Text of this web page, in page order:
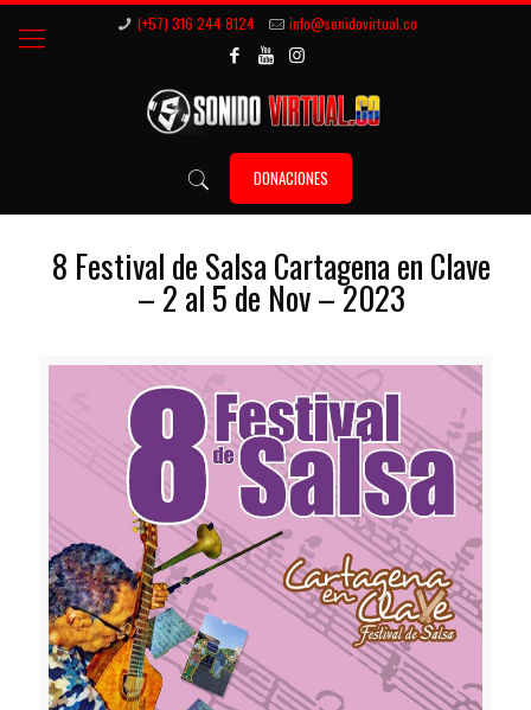
(+57) 316 244 8124 info@sonidovirtual.co
DONACIONES
8 Festival de Salsa Cartagena en Clave
– 2 al 5 de Nov – 2023